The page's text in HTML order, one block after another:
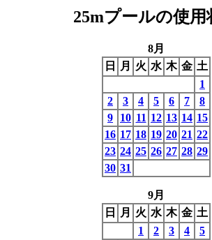
25mプールの使用
8月
日
月 火 水 木 金 土
1
2
3 4 5 6 7
8
9
10 11 12 13 14 15
16 17 18 19 20 21 22
23 24 25 26 27 28 29
30 31
9月
日
月 火 水 木 金 土
1
2 3 4
5